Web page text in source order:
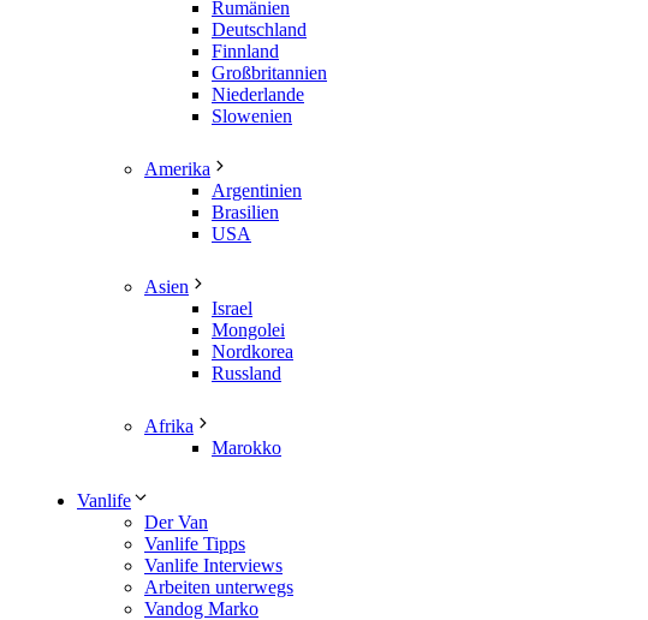
Rumänien
Deutschland
Finnland
Großbritannien
Niederlande
Slowenien
Amerika
Argentinien
Brasilien
USA
Asien
Israel
Mongolei
Nordkorea
Russland
Afrika
Marokko
Vanlife
Der Van
Vanlife Tipps
Vanlife Interviews
Arbeiten unterwegs
Vandog Marko